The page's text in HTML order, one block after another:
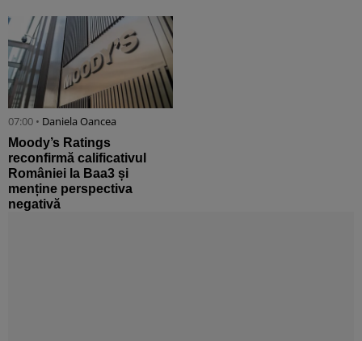
07:00 • Daniela Oancea
Moody’s Ratings
reconfirmă calificativul
României la Baa3 și
menține perspectiva
negativă